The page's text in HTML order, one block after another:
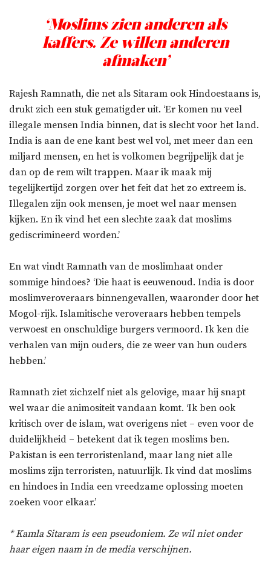
‘Moslims zien anderen als
kaffers. Ze willen anderen
afmaken’
Rajesh Ramnath, die net als Sitaram ook Hindoestaans is,
drukt zich een stuk gematigder uit. ‘Er komen nu veel
illegale mensen India binnen, dat is slecht voor het land.
India is aan de ene kant best wel vol, met meer dan een
miljard mensen, en het is volkomen begrijpelijk dat je
dan op de rem wilt trappen. Maar ik maak mij
tegelijkertijd zorgen over het feit dat het zo extreem is.
Illegalen zijn ook mensen, je moet wel naar mensen
kijken. En ik vind het een slechte zaak dat moslims
gediscrimineerd worden.’
En wat vindt Ramnath van de moslimhaat onder
sommige hindoes? ‘Die haat is eeuwenoud. India is door
moslimveroveraars binnengevallen, waaronder door het
Mogol-rijk. Islamitische veroveraars hebben tempels
verwoest en onschuldige burgers vermoord. Ik ken die
verhalen van mijn ouders, die ze weer van hun ouders
hebben.’
Ramnath ziet zichzelf niet als gelovige, maar hij snapt
wel waar die animositeit vandaan komt. ‘Ik ben ook
kritisch over de islam, wat overigens niet – even voor de
duidelijkheid – betekent dat ik tegen moslims ben.
Pakistan is een terroristenland, maar lang niet alle
moslims zijn terroristen, natuurlijk. Ik vind dat moslims
en hindoes in India een vreedzame oplossing moeten
zoeken voor elkaar.’
* Kamla Sitaram is een pseudoniem. Ze wil niet onder
haar eigen naam in de media verschijnen.